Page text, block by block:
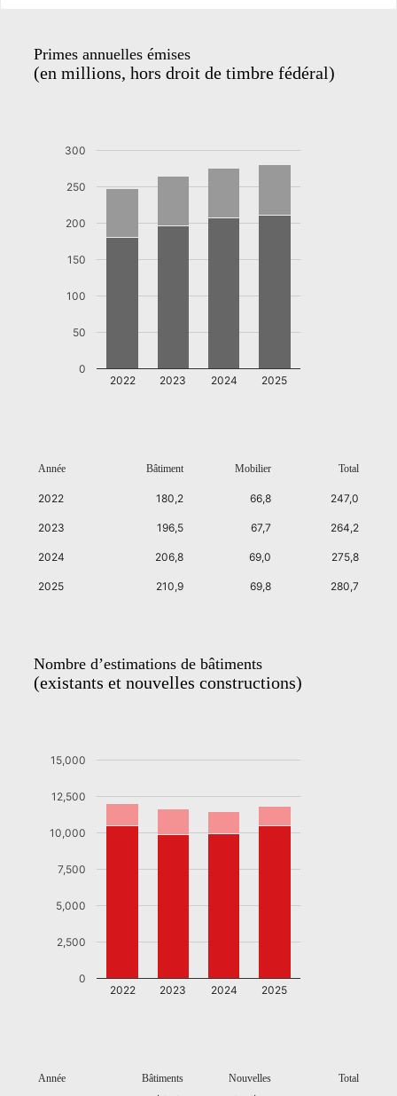
Nombre d’estimations de bâtiments
(existants et nouvelles constructions)
2022 2023 2024 2025
0
2,500
5,000
7,500
10,000
12,500
15,000
Année
Bâtiments
Nouvelles
Total
Primes annuelles émises
(en millions, hors droit de timbre fédéral)
2022 2023 2024 2025
0
50
100
150
200
250
300
Année Bâtiment Mobilier Total
2022 180,2 66,8 247,0
2023 196,5 67,7 264,2
2024 206,8 69,0 275,8
2025 210,9 69,8 280,7